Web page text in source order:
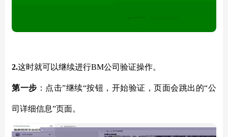
2.这时就可以继续进行BM公司验证操作。
第一步 ：点击”继续“按钮，开始验证，页面会跳出的“公
司详细信息”页面。